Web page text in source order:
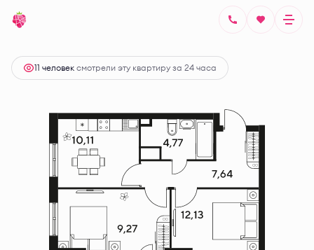
2-комнатная Цена по запросу
11 человек смотрели эту квартиру за 24 часа